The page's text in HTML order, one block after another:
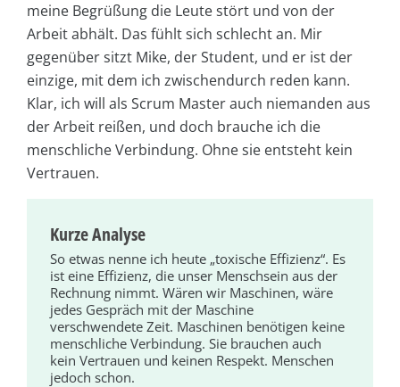
meine Begrüßung die Leute stört und von der
Arbeit abhält. Das fühlt sich schlecht an. Mir
gegenüber sitzt Mike, der Student, und er ist der
einzige, mit dem ich zwischendurch reden kann.
Klar, ich will als Scrum Master auch niemanden aus
der Arbeit reißen, und doch brauche ich die
menschliche Verbindung. Ohne sie entsteht kein
Vertrauen.
Kurze Analyse
So etwas nenne ich heute „toxische Effizienz“. Es
ist eine Effizienz, die unser Menschsein aus der
Rechnung nimmt. Wären wir Maschinen, wäre
jedes Gespräch mit der Maschine
verschwendete Zeit. Maschinen benötigen keine
menschliche Verbindung. Sie brauchen auch
kein Vertrauen und keinen Respekt. Menschen
jedoch schon.